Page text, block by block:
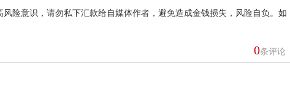
险意识，请勿私下汇款给自媒体作者，避免造成金钱损失，风险自负。如
0条评论